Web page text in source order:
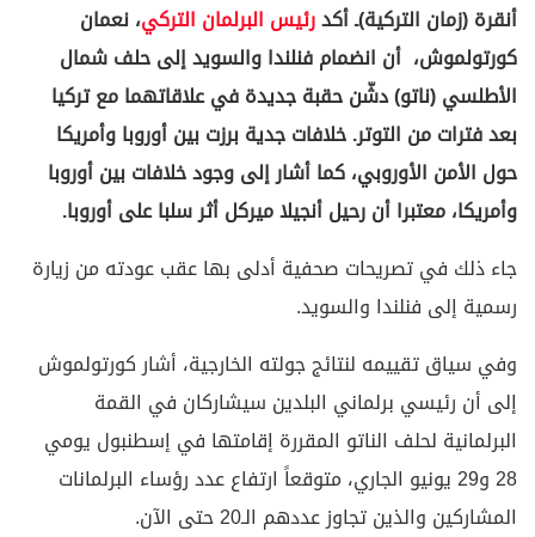
أنقرة (زمان التركية)ـ أكدرئيس البرلمان التركي، نعمان
كورتولموش، أن انضمام فنلندا والسويد إلى حلف شمال
الأطلسي (ناتو) دشّن حقبة جديدة في علاقاتهما مع تركيا
بعد فترات من التوتر. خلافات جدية برزت بين أوروبا وأمريكا
حول الأمن الأوروبي، كما أشار إلى وجود خلافات بين أوروبا
وأمريكا، معتبرا أن رحيل أنجيلا ميركل أثر سلبا على أوروبا.
جاء ذلك في تصريحات صحفية أدلى بها عقب عودته من زيارة
رسمية إلى فنلندا والسويد.
وفي سياق تقييمه لنتائج جولته الخارجية، أشار كورتولموش
إلى أن رئيسي برلماني البلدين سيشاركان في القمة
البرلمانية لحلف الناتو المقررة إقامتها في إسطنبول يومي
28 و29 يونيو الجاري، متوقعاً ارتفاع عدد رؤساء البرلمانات
المشاركين والذين تجاوز عددهم الـ20 حتى الآن.